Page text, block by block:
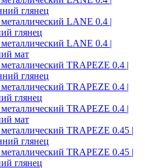
глянец
LANE 0.4 |
глянец
LANE 0.4 |
мат
TRAPEZE 0.4 |
глянец
TRAPEZE 0.4 |
глянец
TRAPEZE 0.4 |
мат
TRAPEZE 0.45 |
глянец
TRAPEZE 0.45 |
глянец